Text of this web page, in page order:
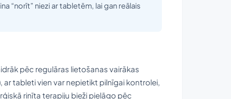
“norīt” niezi ar tabletēm, lai gan reālais
pēc regulāras lietošanas vairākas
ar tableti vien var nepietikt pilnīgai kontrolei,
rinīta terapiju bieži pielāgo pēc